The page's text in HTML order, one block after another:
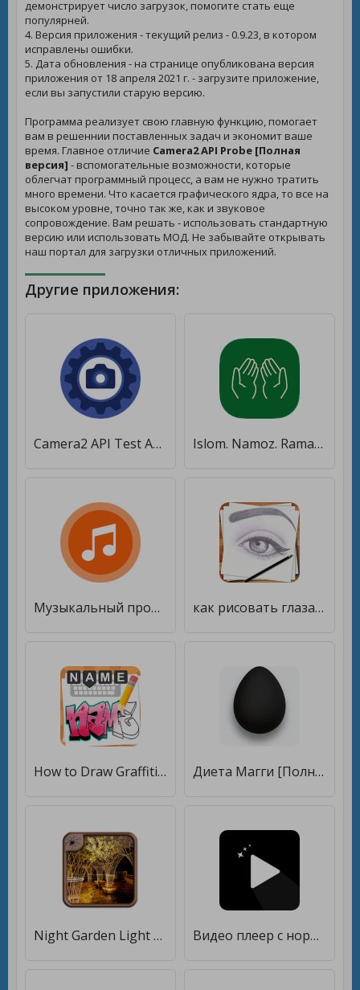
демонстрирует число загрузок, помогите стать еще
популярней.
4. Версия приложения - текущий релиз - 0.9.23, в котором
исправлены ошибки.
5. Дата обновления - на странице опубликована версия
приложения от 18 апреля 2021 г. - загрузите приложение,
если вы запустили старую версию.
Программа реализует свою главную функцию, помогает
вам в решеннии поставленных задач и экономит ваше
время. Главное отличие Camera2 API Probe [Полная
версия] - вспомогательные возможности, которые
облегчат программный процесс, а вам не нужно тратить
много времени. Что касается графического ядра, то все на
высоком уровне, точно так же, как и звуковое
сопровождение. Вам решать - использовать стандартную
версию или использовать МОД. Не забывайте открывать
наш портал для загрузки отличных приложений.
Другие приложения:
Camera2 API Test App [Без рекламы] Islom. Namoz. Ramazon. [Полная версия]
Музыкальный проигрыватель [Полная версия] как рисовать глаза шаг за шагом [Полная версия]
How to Draw Graffiti - Name Creator [Полная версия] Диета Магги [Полная версия]
Night Garden Light Design Ideas [Полная версия] Видео плеер с нормализацией звука [Полная версия]